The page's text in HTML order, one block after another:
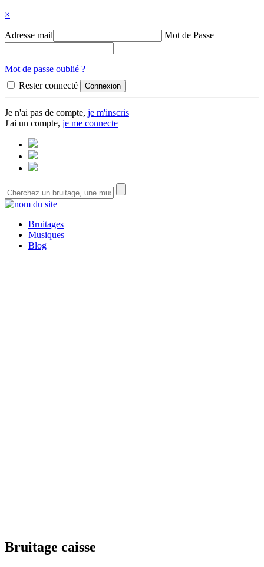
×
Adresse mail Mot de Passe
Mot de passe oublié ?
Rester connecté
Je n'ai pas de compte, je m'inscris
J'ai un compte, je me connecte
Bruitages
Musiques
Blog
Bruitage caisse